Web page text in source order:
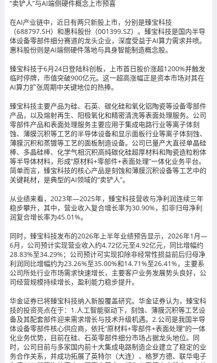
“卖铲人”与AI端侧硬件概念上市预喜
在AI产业链中，近日有两只新股上市，分别是臻宝科技
（688797.SH）和惠科股份（001399.SZ）。臻宝科技是国内半导
体设备零部件细分赛道的龙头企业，深度受益于AI算力需求井喷。
惠科股份则是AI端侧硬件落地与具身智能制造概念股。
臻宝科技于6月24日登陆科创板，上市首日股价涨超1200%并触发
临时停牌，市值突破900亿元。这一超高涨幅正是资本市场对其在
AI算力扩张周期中关键地位的热捧。
臻宝科技主要产品为硅、石英、碳化硅和氧化铝陶瓷等设备零部件
产品，以及熔射再生、阳极氧化和精密清洗等表面处理服务。公司
零部件产品和表面处理服务主要应用于集成电路行业等离子体刻
蚀、薄膜沉积等工艺的半导体设备和显示面板行业等离子体刻蚀、
薄膜沉积和蒸镀等工艺的面板制造设备。公司已量产大直径单晶硅
棒、多晶硅棒、化学气相沉积高纯碳化硅超厚材料和陶瓷造粒粉体
等半导体材料，形成“原材料+零部件+表面处理”一体化业务平台。
简单而言，臻宝科技的核心产品是刻蚀和薄膜沉积设备等工艺中的
关键耗材，是典型的AI领域的“卖铲人”。
从业绩来看，2023年—2025年，臻宝科技营收与净利润连续三年
稳步攀升，其中，营业收入复合增长率为30.90%，扣非归母净利
润复合增长率为45.01%。
同时，臻宝科技发布的2026年上半年业绩预告显示，2026年1月—
6月，公司预计实现营业收入约4.72亿元至4.92亿元，同比增幅约
28.83%至34.29%；公司预计可实现扣除非经常性损益前后归母净
利润同比增幅约为23.26%至35.00%和14.71%至26.41%，主要系
公司所处行业市场需求快速增长，主要客户业务发展势头良好，公
司经营规模持续增长，盈利能力稳步提升。
华金证券已将臻宝科技纳入新股覆盖研究。华金证券认为，臻宝科
技的投资亮点在于：1.人工智能驱动下，刻蚀、薄膜沉积等工艺设
备及其配套部件迎来需求增长与技术升级机遇。2.公司是我国半导
体设备零部件核心供应商，依托“原材料+零部件+表面处理”的一体
化业务优势，目前在硅、石英零部件细分市场占据龙头地位。同
时，公司目前与多家国内前十大集成电路制造企业建立了稳定的业
务合作关系，并成功拓展了英特尔（大连）、格罗方德、联华电子